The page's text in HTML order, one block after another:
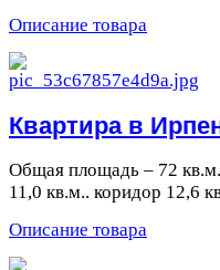
Описание товара
Квартира в
Общая площадь – 72
11,0 кв.м.. коридор 12,6
Описание товара